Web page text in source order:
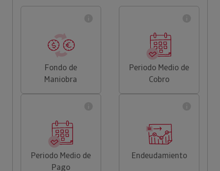
Fondo de
Maniobra
Periodo Medio de
Cobro
Periodo Medio de
Pago
Endeudamiento